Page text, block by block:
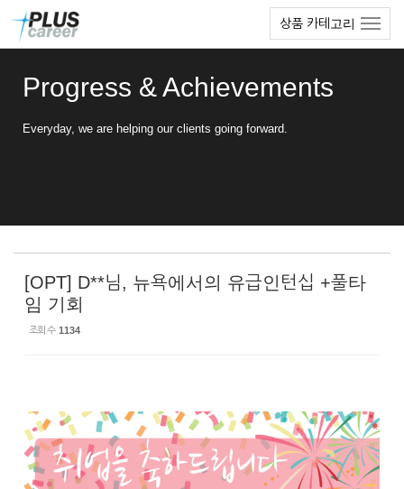
상품 카테고리
Progress & Achievements
Everyday, we are helping our clients going forward.
[OPT] D**님, 뉴욕에서의 유급인턴십 +풀타
임 기회
조회 수 1134